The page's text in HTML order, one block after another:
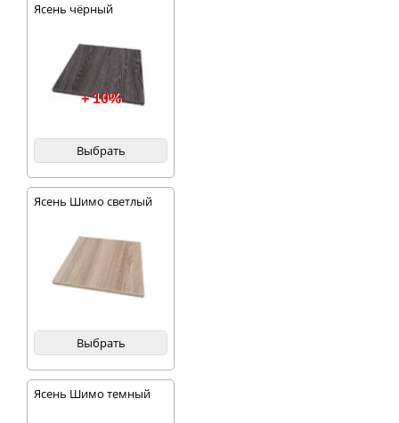
Ясень чёрный
+ 10%
Выбрать
Ясень Шимо светлый
Выбрать
Ясень Шимо темный